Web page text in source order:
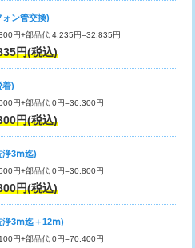
ォン管交換)
円+部品代 4,235円=32,835円
円(税込)
着)
円+部品代 0円=36,300円
円(税込)
浄3ⅿ迄)
円+部品代 0円=30,800円
円(税込)
浄3ⅿ迄＋12ⅿ)
円+部品代 0円=70,400円